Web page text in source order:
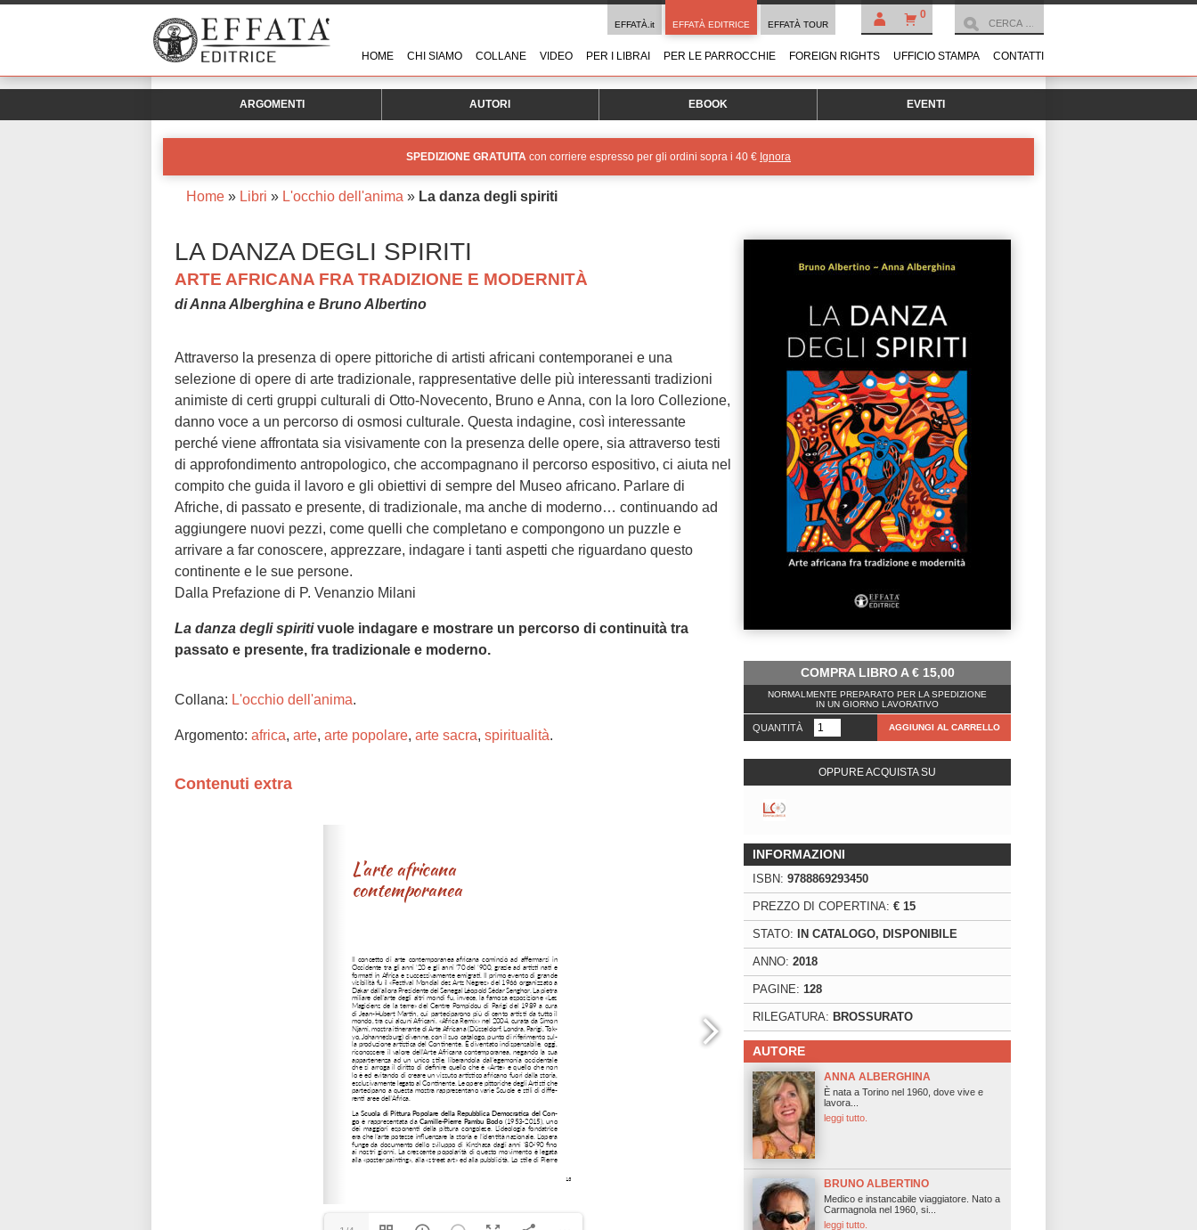
0
EFFATÀ.it EFFATÀ EDITRICE EFFATÀ TOUR
HOME CHI SIAMO COLLANE VIDEO PER I LIBRAI PER LE PARROCCHIE FOREIGN RIGHTS UFFICIO STAMPA CONTATTI
ARGOMENTI AUTORI EBOOK EVENTI
SPEDIZIONE GRATUITA con corriere espresso per gli ordini sopra i 40 € Ignora
Home » Libri » L'occhio dell'anima » La danza degli spiriti
COMPRA LIBRO A€15,00
NORMALMENTE PREPARATO PER LA SPEDIZIONE
IN UN GIORNO LAVORATIVO
QUANTITÀ AGGIUNGI AL CARRELLO
OPPURE ACQUISTA SU
INFORMAZIONI
ISBN: 9788869293450
PREZZO DI COPERTINA: € 15
STATO: IN CATALOGO, DISPONIBILE
ANNO: 2018
PAGINE: 128
RILEGATURA: BROSSURATO
AUTORE
ANNA ALBERGHINA
È nata a Torino nel 1960, dove vive e
lavora...
leggi tutto.
BRUNO ALBERTINO
Medico e instancabile viaggiatore. Nato a
Carmagnola nel 1960, si...
leggi tutto.
LA DANZA DEGLI SPIRITI
ARTE AFRICANA FRA TRADIZIONE E MODERNITÀ
di Anna Alberghina e Bruno Albertino
Attraverso la presenza di opere pittoriche di artisti africani contemporanei e una
selezione di opere di arte tradizionale, rappresentative delle più interessanti tradizioni
animiste di certi gruppi culturali di Otto-Novecento, Bruno e Anna, con la loro Collezione,
danno voce a un percorso di osmosi culturale. Questa indagine, così interessante
perché viene affrontata sia visivamente con la presenza delle opere, sia attraverso testi
di approfondimento antropologico, che accompagnano il percorso espositivo, ci aiuta nel
compito che guida il lavoro e gli obiettivi di sempre del Museo africano. Parlare di
Afriche, di passato e presente, di tradizionale, ma anche di moderno… continuando ad
aggiungere nuovi pezzi, come quelli che completano e compongono un puzzle e
arrivare a far conoscere, apprezzare, indagare i tanti aspetti che riguardano questo
continente e le sue persone.
Dalla Prefazione di P. Venanzio Milani
La danza degli spiritivuole indagare e mostrare un percorso di continuità tra
passato e presente, fra tradizionale e moderno.
Collana: L'occhio dell'anima.
Argomento: africa, arte, arte popolare, arte sacra, spiritualità.
Contenuti extra